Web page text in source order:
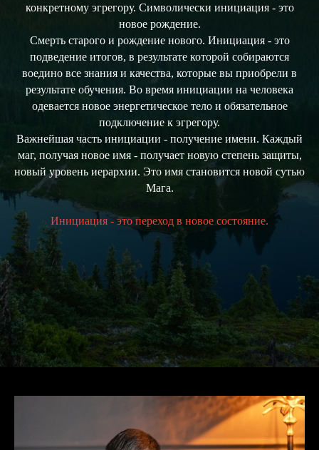
конкретному эгрегору. Символически инициация - это
новое рождение.
Смерть старого и рождение нового. Инициация - это
подведение итогов, в результате которой собираются
воедино все знания и качества, которые вы приобрели в
результате обучения. Во время инициации на человека
одевается новое энергетическое тело и обязательное
подключение к эгрегору.
Важнейшая часть инициации - получение имени. Каждый
маг, получая новое имя - получает новую степень защиты,
новый уровень иерархии. Это имя становится новой сутью
Мага.
Инициация - это переход в новое состояние.